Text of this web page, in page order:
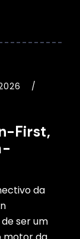
First,
da
ser um